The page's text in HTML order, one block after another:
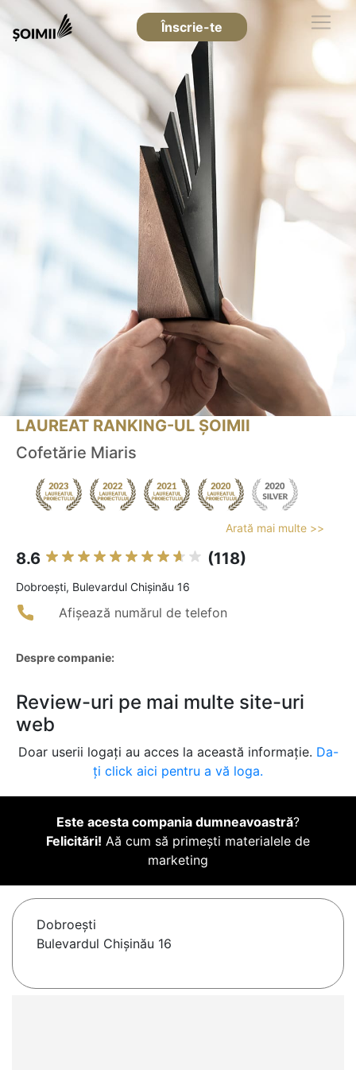
Înscrie-te
LAUREAT RANKING-UL ȘOIMII
Cofetărie Miaris
Arată mai multe >>
8.6 (118)
Dobroeşti, Bulevardul Chișinău 16
Afișează numărul de telefon
Despre companie:
Review-uri pe mai multe site-uri
web
Doar userii logați au acces la această informație. Da-
ți click aici pentru a vă loga.
Este acesta compania dumneavoastră?
Felicitări! Aă cum să primești materialele de
marketing
Dobroeşti
Bulevardul Chișinău 16